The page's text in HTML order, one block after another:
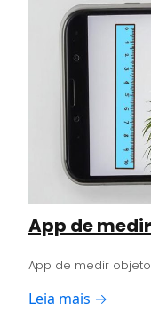
App de
App de medir
Leia mais →